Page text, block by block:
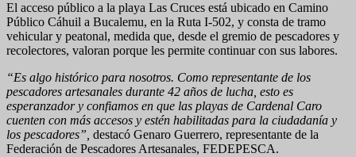
El acceso público a la playa Las Cruces está ubicado en Camino
Público Cáhuil a Bucalemu, en la Ruta I-502, y consta de tramo
vehicular y peatonal, medida que, desde el gremio de pescadores y
recolectores, valoran porque les permite continuar con sus labores.
“Es algo histórico para nosotros. Como representante de los
pescadores artesanales durante 42 años de lucha, esto es
esperanzador y confiamos en que las playas de Cardenal Caro
cuenten con más accesos y estén habilitadas para la ciudadanía y
los pescadores”, destacó Genaro Guerrero, representante de la
Federación de Pescadores Artesanales, FEDEPESCA.